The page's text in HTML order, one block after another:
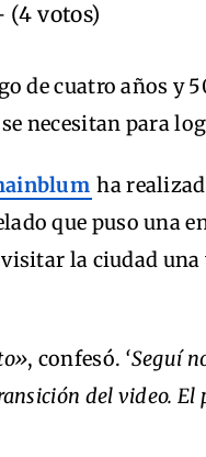
(4 votos)
de cuatro años y
necesitan para
ha
que puso una
la ciudad una
, confesó. ‘Seguí
del video.